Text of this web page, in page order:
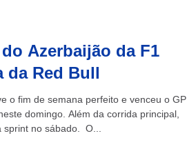
Azerbaijão da F1
da Red Bull
o fim de semana perfeito e venceu o GP
domingo. Além da corrida principal,
no sábado. O...